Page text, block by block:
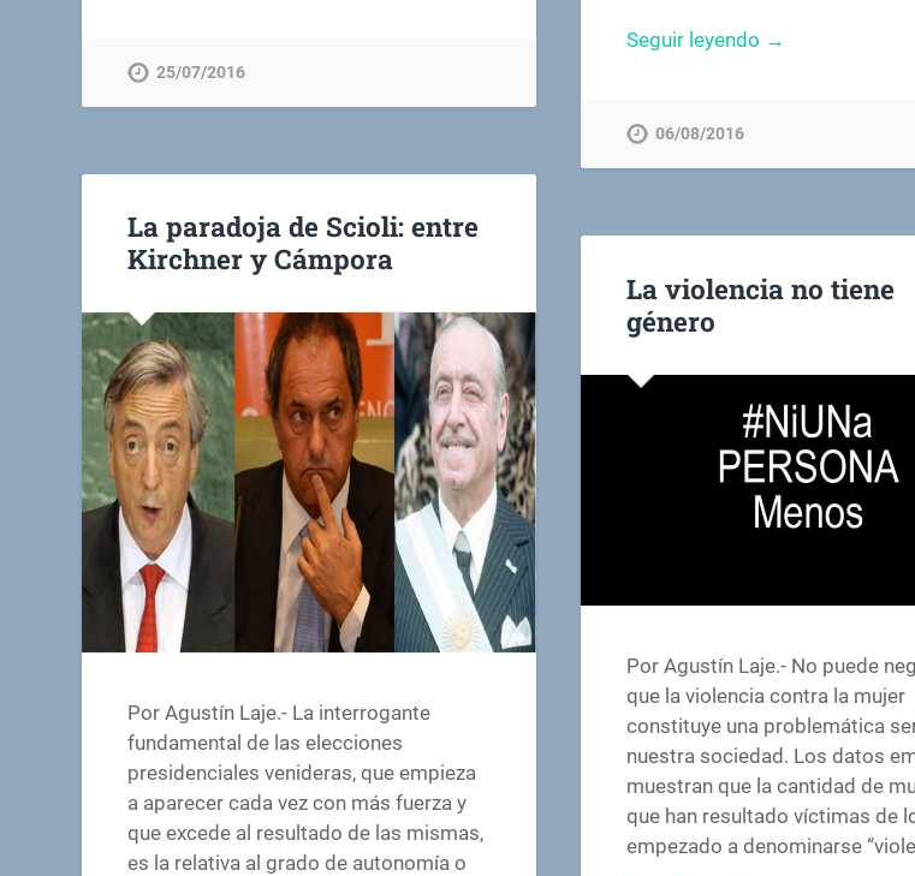
Seguir leyendo →
06/08/2016
25/07/2016
La paradoja de Scioli: entre
Kirchner y Cámpora
Por Agustín Laje.- La interrogante
fundamental de las elecciones
presidenciales venideras, que empieza
a aparecer cada vez con más fuerza y
que excede al resultado de las mismas,
es la relativa al grado de autonomía o
La violencia no tiene
género
Por Agustín Laje.- No puede
que la violencia contra la mujer
constituye una problemática
nuestra sociedad. Los datos
muestran que la cantidad de
que han resultado víctimas de
empezado a denominarse